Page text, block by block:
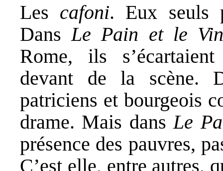
Les cafoni. Eux seuls
DansLe Pain et le Vin
Rome, ils
devant de la scène.
patriciens et bourgeois
drame. Mais dansLe
présence des pauvres,
C’est elle, entre autres,